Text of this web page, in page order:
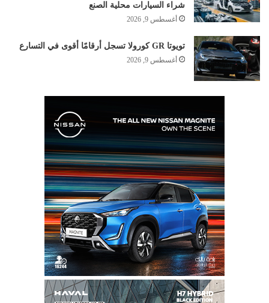
شراء السيارات محلية الصنع
أغسطس 9, 2026
تويوتا GR كورولا تسجل أرقامًا أقوى في التسارع
أغسطس 9, 2026